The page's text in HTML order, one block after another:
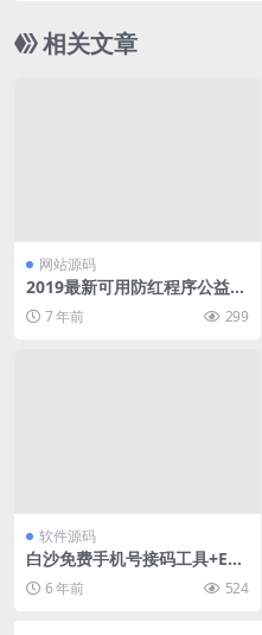
相关文章
网站源码
2019最新可用防红程序公益版
V1.4|支持跳转/直连生成
7 年前 299
软件源码
白沙免费手机号接码工具+E源
码v1.0.2.2
6 年前 524